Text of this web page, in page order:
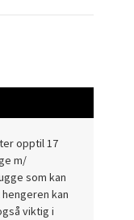
opptil 17
m/
som kan
kan
viktig i